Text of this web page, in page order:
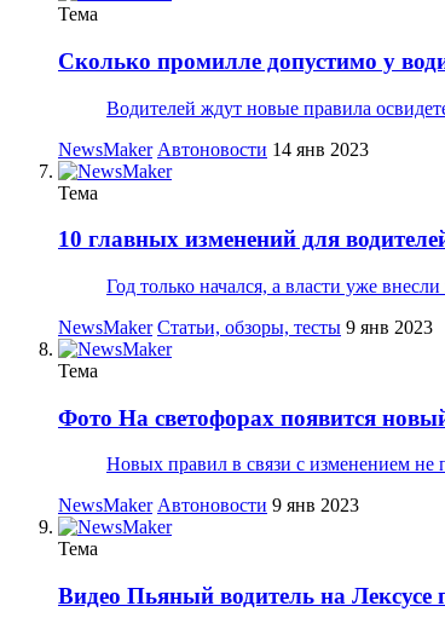
Тема
Сколько промилле допустимо у
Водителей ждут новые правила
NewsMaker Автоновости 14 янв 2023
Тема
10 главных изменений для
Год только начался, а власти уже
NewsMaker Статьи, обзоры, тесты 9 янв 2023
Тема
Фото На светофорах появится
Новых правил в связи с изменением не
NewsMaker Автоновости 9 янв 2023
Тема
Видео Пьяный водитель на